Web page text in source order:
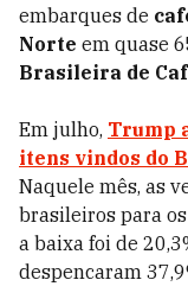
embarques de
Norte em quase
Brasileira de
Em julho, Trump
itens vindos do
Naquele mês, as
brasileiros para os
a baixa foi de
despencaram